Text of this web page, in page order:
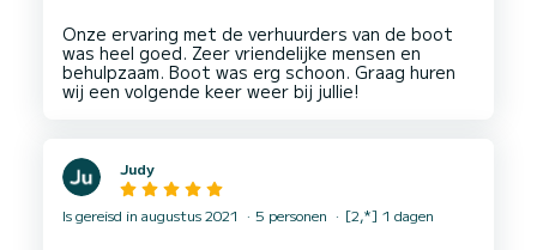
Onze ervaring met de verhuurders van de boot
was heel goed. Zeer vriendelijke mensen en
behulpzaam. Boot was erg schoon. Graag huren
Judy
Is gereisd in augustus 2021 5 personen [2,*] 1 dagen